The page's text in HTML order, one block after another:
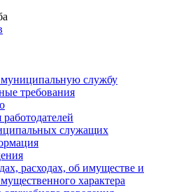
службу
требования
служащих
расходах, об имуществе и
характера